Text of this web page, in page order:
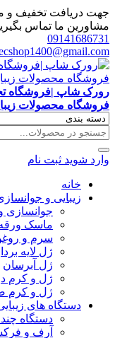
جهت دریافت تخفیف و
مشاورین ما تماس
09141686731
رورک شاپ |فروشگاه
فروشگاه محصولات
وارد شوید ثبت نام
خانه
زیبایی و
جوانسازی
ماسک
سرم و
ژل لایه
ژل آبرسان
ژل و کرم
ژل و کرم
دستگاه های
دستگاه
آرف و